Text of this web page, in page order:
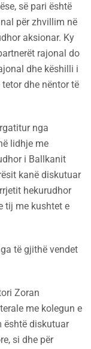
së pari është
për zhvillim në
aksionar. Ky
rajonal do
dhe këshilli i
dhe nëntor të
nga
lidhje me
i Ballkanit
kanë diskutuar
hekurudhor
tij me kushtet e
të gjithë vendet
Zoran
me kolegun e
është diskutuar
si dhe për